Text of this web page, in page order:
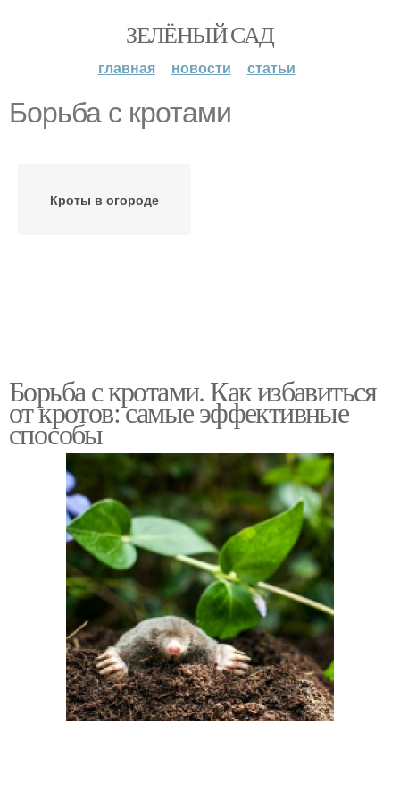
ЗЕЛЁНЫЙ САД
главная новости статьи
Борьба с кротами
Кроты в огороде
Борьба с кротами. Как избавиться
от кротов: самые эффективные
способы